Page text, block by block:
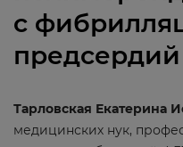
с
предсердий
Тарловская Екатерина
медицинских нук,